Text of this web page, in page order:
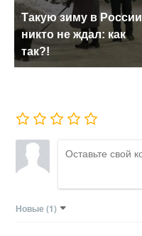
Такую зиму в России
никто не ждал: как
так?!
Новые (1)